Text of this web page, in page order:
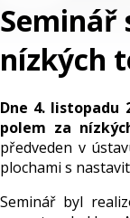
Seminář
nízkých
Dne 4. listopadu
polem za
předveden v
plochami s
Seminář byl